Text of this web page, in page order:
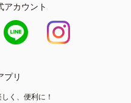
アカウント
プリ
く、便利に！